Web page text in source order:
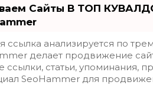
Сайты В ТОП
ссылка анализируется по
делает продвижение
ссылки, статьи, упоминания,
SeoHammer для